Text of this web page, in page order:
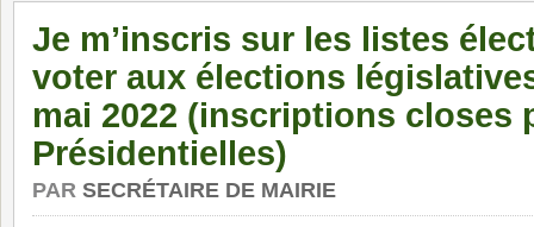
Je m’inscris sur les listes
voter aux élections
mai 2022 (inscriptions closes
Présidentielles)
PAR SECRÉTAIRE DE MAIRIE